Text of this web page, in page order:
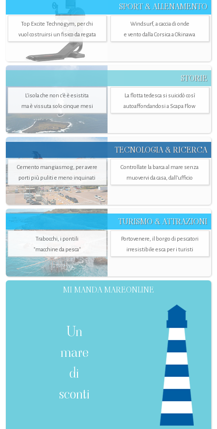
SPORT & ALLENAMENTO
Top Excite Technogym, per chi
vuol costruirsi un fisico da regata
Windsurf, a caccia di onde
e vento dalla Corsica a Okinawa
STORIE
L’isola che non c'è è esistita
ma è vissuta solo cinque mesi
La flotta tedesca si suicidò così
autoaffondandosi a Scapa Flow
TECNOLOGIA & RICERCA
Cemento mangiasmog, per avere
porti più puliti e meno inquinati
Controllate la barca al mare senza
muovervi da casa, dall’ufficio
TURISMO & ATTRAZIONI
Trabocchi, i pontili
"macchine da pesca"
Portovenere, il borgo di pescatori
irresistibile esca per i turisti
MI MANDA MAREONLINE
Un
mare
di
sconti